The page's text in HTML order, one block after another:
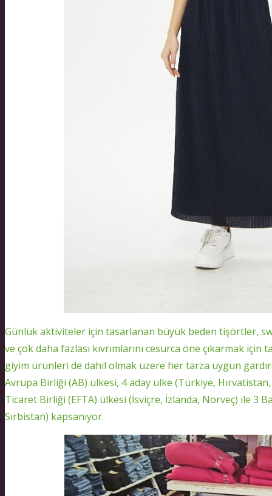
Günlük aktiviteler için tasarlanan büyük beden tişörtler,
ve çok daha fazlası kıvrımlarını cesurca öne çıkarmak için
giyim ürünleri de dahil olmak üzere her tarza uygun
Avrupa Birliği (AB) ülkesi, 4 aday ülke (Türkiye,
Ticaret Birliği (EFTA) ülkesi (İsviçre, İzlanda, Norveç) ile 3
Sırbistan) kapsanıyor.